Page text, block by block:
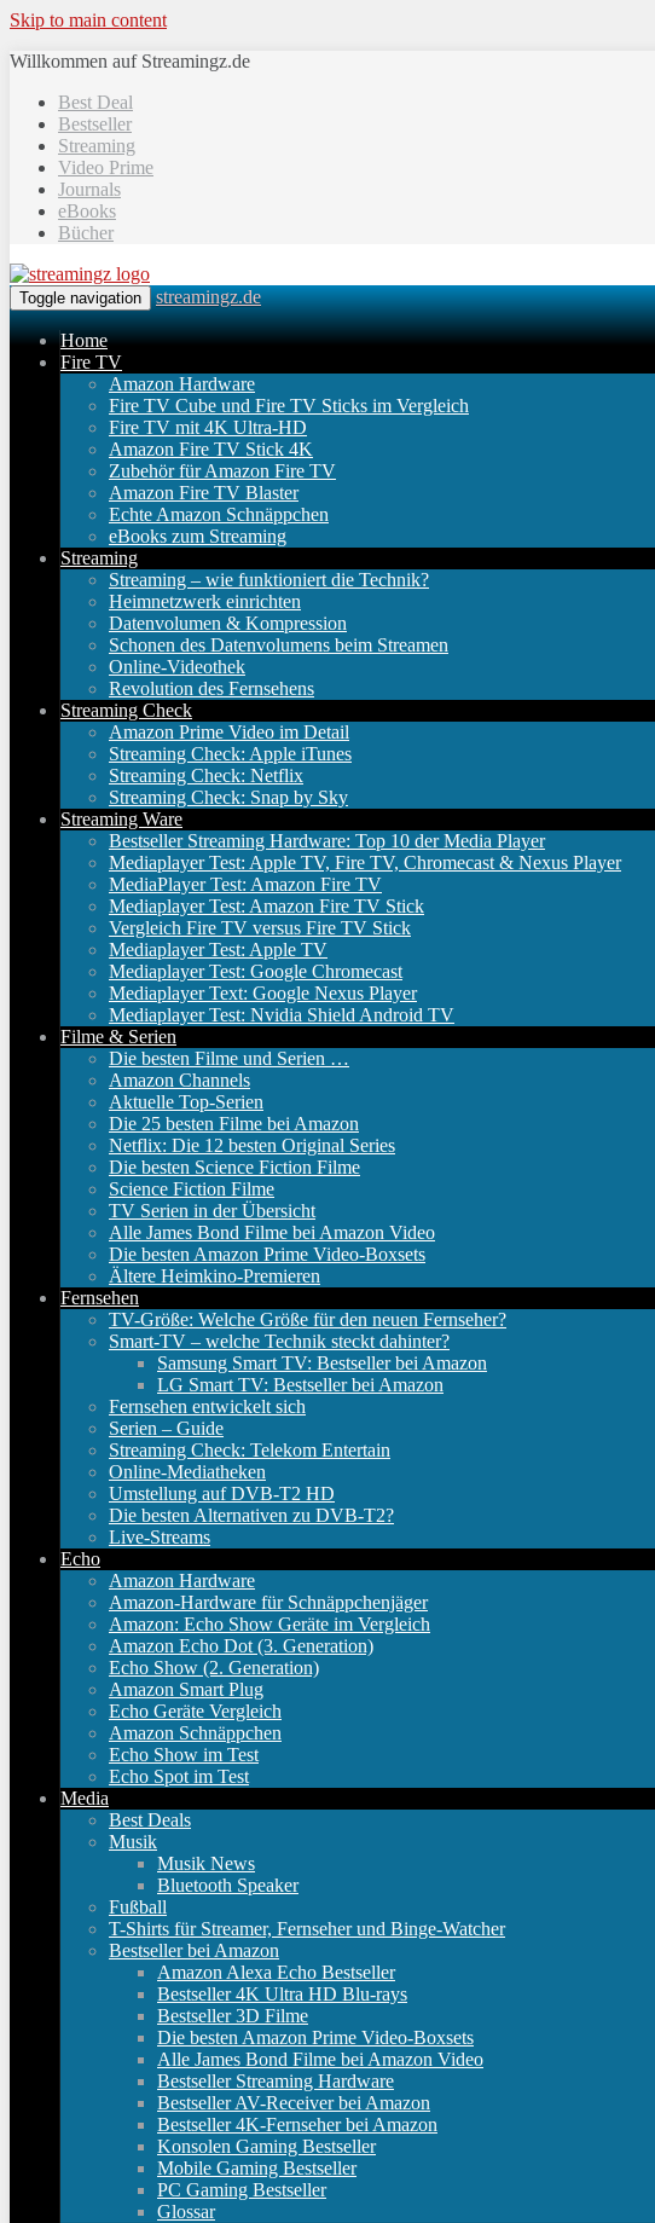
Skip to main content
Willkommen auf Streamingz.de
Best Deal
Bestseller
Streaming
Video Prime
Journals
eBooks
Bücher
Toggle navigation streamingz.de
Home
Fire TV
Amazon Hardware
Fire TV Cube und Fire TV Sticks im Vergleich
Fire TV mit 4K Ultra-HD
Amazon Fire TV Stick 4K
Zubehör für Amazon Fire TV
Amazon Fire TV Blaster
Echte Amazon Schnäppchen
eBooks zum Streaming
Streaming
Streaming – wie funktioniert die Technik?
Heimnetzwerk einrichten
Datenvolumen & Kompression
Schonen des Datenvolumens beim Streamen
Online-Videothek
Revolution des Fernsehens
Streaming Check
Amazon Prime Video im Detail
Streaming Check: Apple iTunes
Streaming Check: Netflix
Streaming Check: Snap by Sky
Streaming Ware
Bestseller Streaming Hardware: Top 10 der Media Player
Mediaplayer Test: Apple TV, Fire TV, Chromecast & Nexus Player
MediaPlayer Test: Amazon Fire TV
Mediaplayer Test: Amazon Fire TV Stick
Vergleich Fire TV versus Fire TV Stick
Mediaplayer Test: Apple TV
Mediaplayer Test: Google Chromecast
Mediaplayer Text: Google Nexus Player
Mediaplayer Test: Nvidia Shield Android TV
Filme & Serien
Die besten Filme und Serien …
Amazon Channels
Aktuelle Top-Serien
Die 25 besten Filme bei Amazon
Netflix: Die 12 besten Original Series
Die besten Science Fiction Filme
Science Fiction Filme
TV Serien in der Übersicht
Alle James Bond Filme bei Amazon Video
Die besten Amazon Prime Video-Boxsets
Ältere Heimkino-Premieren
Fernsehen
TV-Größe: Welche Größe für den neuen Fernseher?
Smart-TV – welche Technik steckt dahinter?
Samsung Smart TV: Bestseller bei Amazon
LG Smart TV: Bestseller bei Amazon
Fernsehen entwickelt sich
Serien – Guide
Streaming Check: Telekom Entertain
Online-Mediatheken
Umstellung auf DVB-T2 HD
Die besten Alternativen zu DVB-T2?
Live-Streams
Echo
Amazon Hardware
Amazon-Hardware für Schnäppchenjäger
Amazon: Echo Show Geräte im Vergleich
Amazon Echo Dot (3. Generation)
Echo Show (2. Generation)
Amazon Smart Plug
Echo Geräte Vergleich
Amazon Schnäppchen
Echo Show im Test
Echo Spot im Test
Media
Best Deals
Musik
Musik News
Bluetooth Speaker
Fußball
T-Shirts für Streamer, Fernseher und Binge-Watcher
Bestseller bei Amazon
Amazon Alexa Echo Bestseller
Bestseller 4K Ultra HD Blu-rays
Bestseller 3D Filme
Die besten Amazon Prime Video-Boxsets
Alle James Bond Filme bei Amazon Video
Bestseller Streaming Hardware
Bestseller AV-Receiver bei Amazon
Bestseller 4K-Fernseher bei Amazon
Konsolen Gaming Bestseller
Mobile Gaming Bestseller
PC Gaming Bestseller
Glossar